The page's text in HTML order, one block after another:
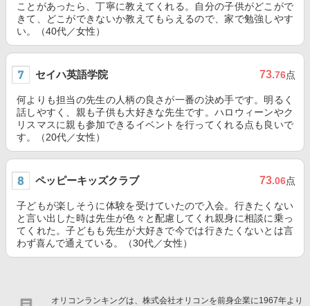
ことがあったら、丁寧に教えてくれる。自分の子供がどこがで
きて、どこができないか教えてもらえるので、家で勉強しやす
い。（40代／女性）
セイハ英語学院 73.76点
何よりも担当の先生の人柄の良さが一番の決め手です。明るく
話しやすく、親も子供も大好きな先生です。ハロウィーンやク
リスマスに親も参加できるイベントを行ってくれる点も良いで
す。（20代／女性）
ペッピーキッズクラブ 73.06点
子どもが楽しそうに体験を受けていたので入会。行きたくない
と言い出した時は先生が色々と配慮してくれ親身に相談に乗っ
てくれた。子どもも先生が大好きで今では行きたくないとは言
わず喜んで通えている。（30代／女性）
オリコンランキングは、株式会社オリコンを前身企業に1967年より